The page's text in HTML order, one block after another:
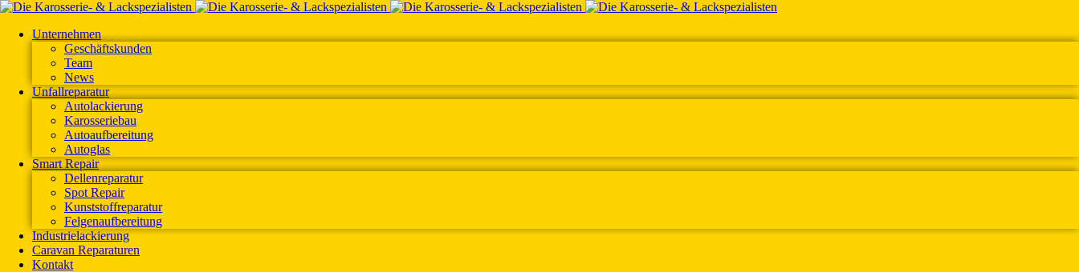
Unternehmen
Geschäftskunden
Team
News
Unfallreparatur
Autolackierung
Karosseriebau
Autoaufbereitung
Autoglas
Smart Repair
Dellenreparatur
Spot Repair
Kunststoffreparatur
Felgenaufbereitung
Industrielackierung
Caravan Reparaturen
Kontakt